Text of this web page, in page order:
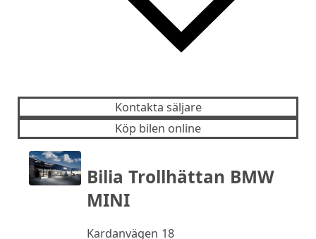
Kontakta säljare
Köp bilen online
Bilia Trollhättan BMW
MINI
Kardanvägen 18